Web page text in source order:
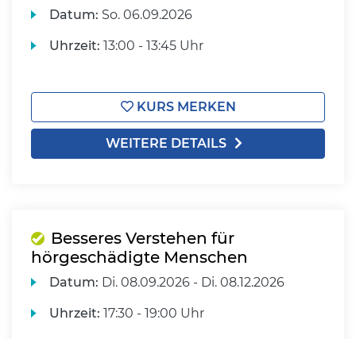
Datum: So. 06.09.2026
Uhrzeit: 13:00 - 13:45 Uhr
KURS MERKEN
WEITERE DETAILS
Besseres Verstehen für
hörgeschädigte Menschen
Datum: Di. 08.09.2026 - Di. 08.12.2026
Uhrzeit: 17:30 - 19:00 Uhr